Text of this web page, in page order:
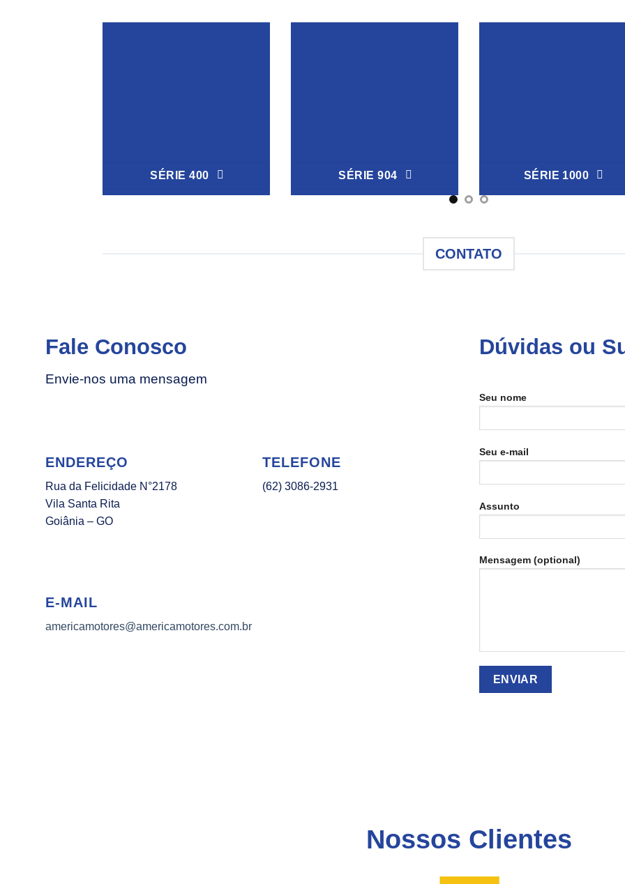
SÉRIE 400 SÉRIE 904 SÉRIE 1000
CONTATO
Fale Conosco
Envie-nos uma mensagem
ENDEREÇO
Rua da Felicidade N°2178
Vila Santa Rita
Goiânia – GO
TELEFONE
(62) 3086-2931
E-MAIL
americamotores@americamotores.com.br
Dúvidas ou
Seu nome
Seu e-mail
Assunto
Mensagem (optional)
Nossos Clientes